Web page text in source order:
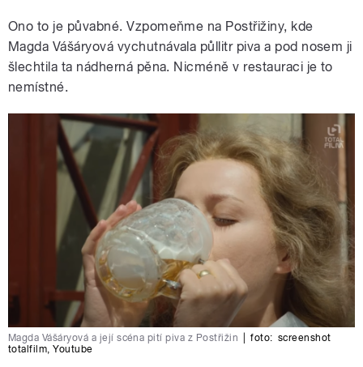
Ono to je půvabné. Vzpomeňme na Postřižiny, kde
Magda Vášáryová vychutnávala půllitr piva a pod nosem ji
šlechtila ta nádherná pěna. Nicméně v restauraci je to
nemístné.
Magda Vášáryová a její scéna pití piva z Postřižin foto: screenshot
totalfilm,Youtube